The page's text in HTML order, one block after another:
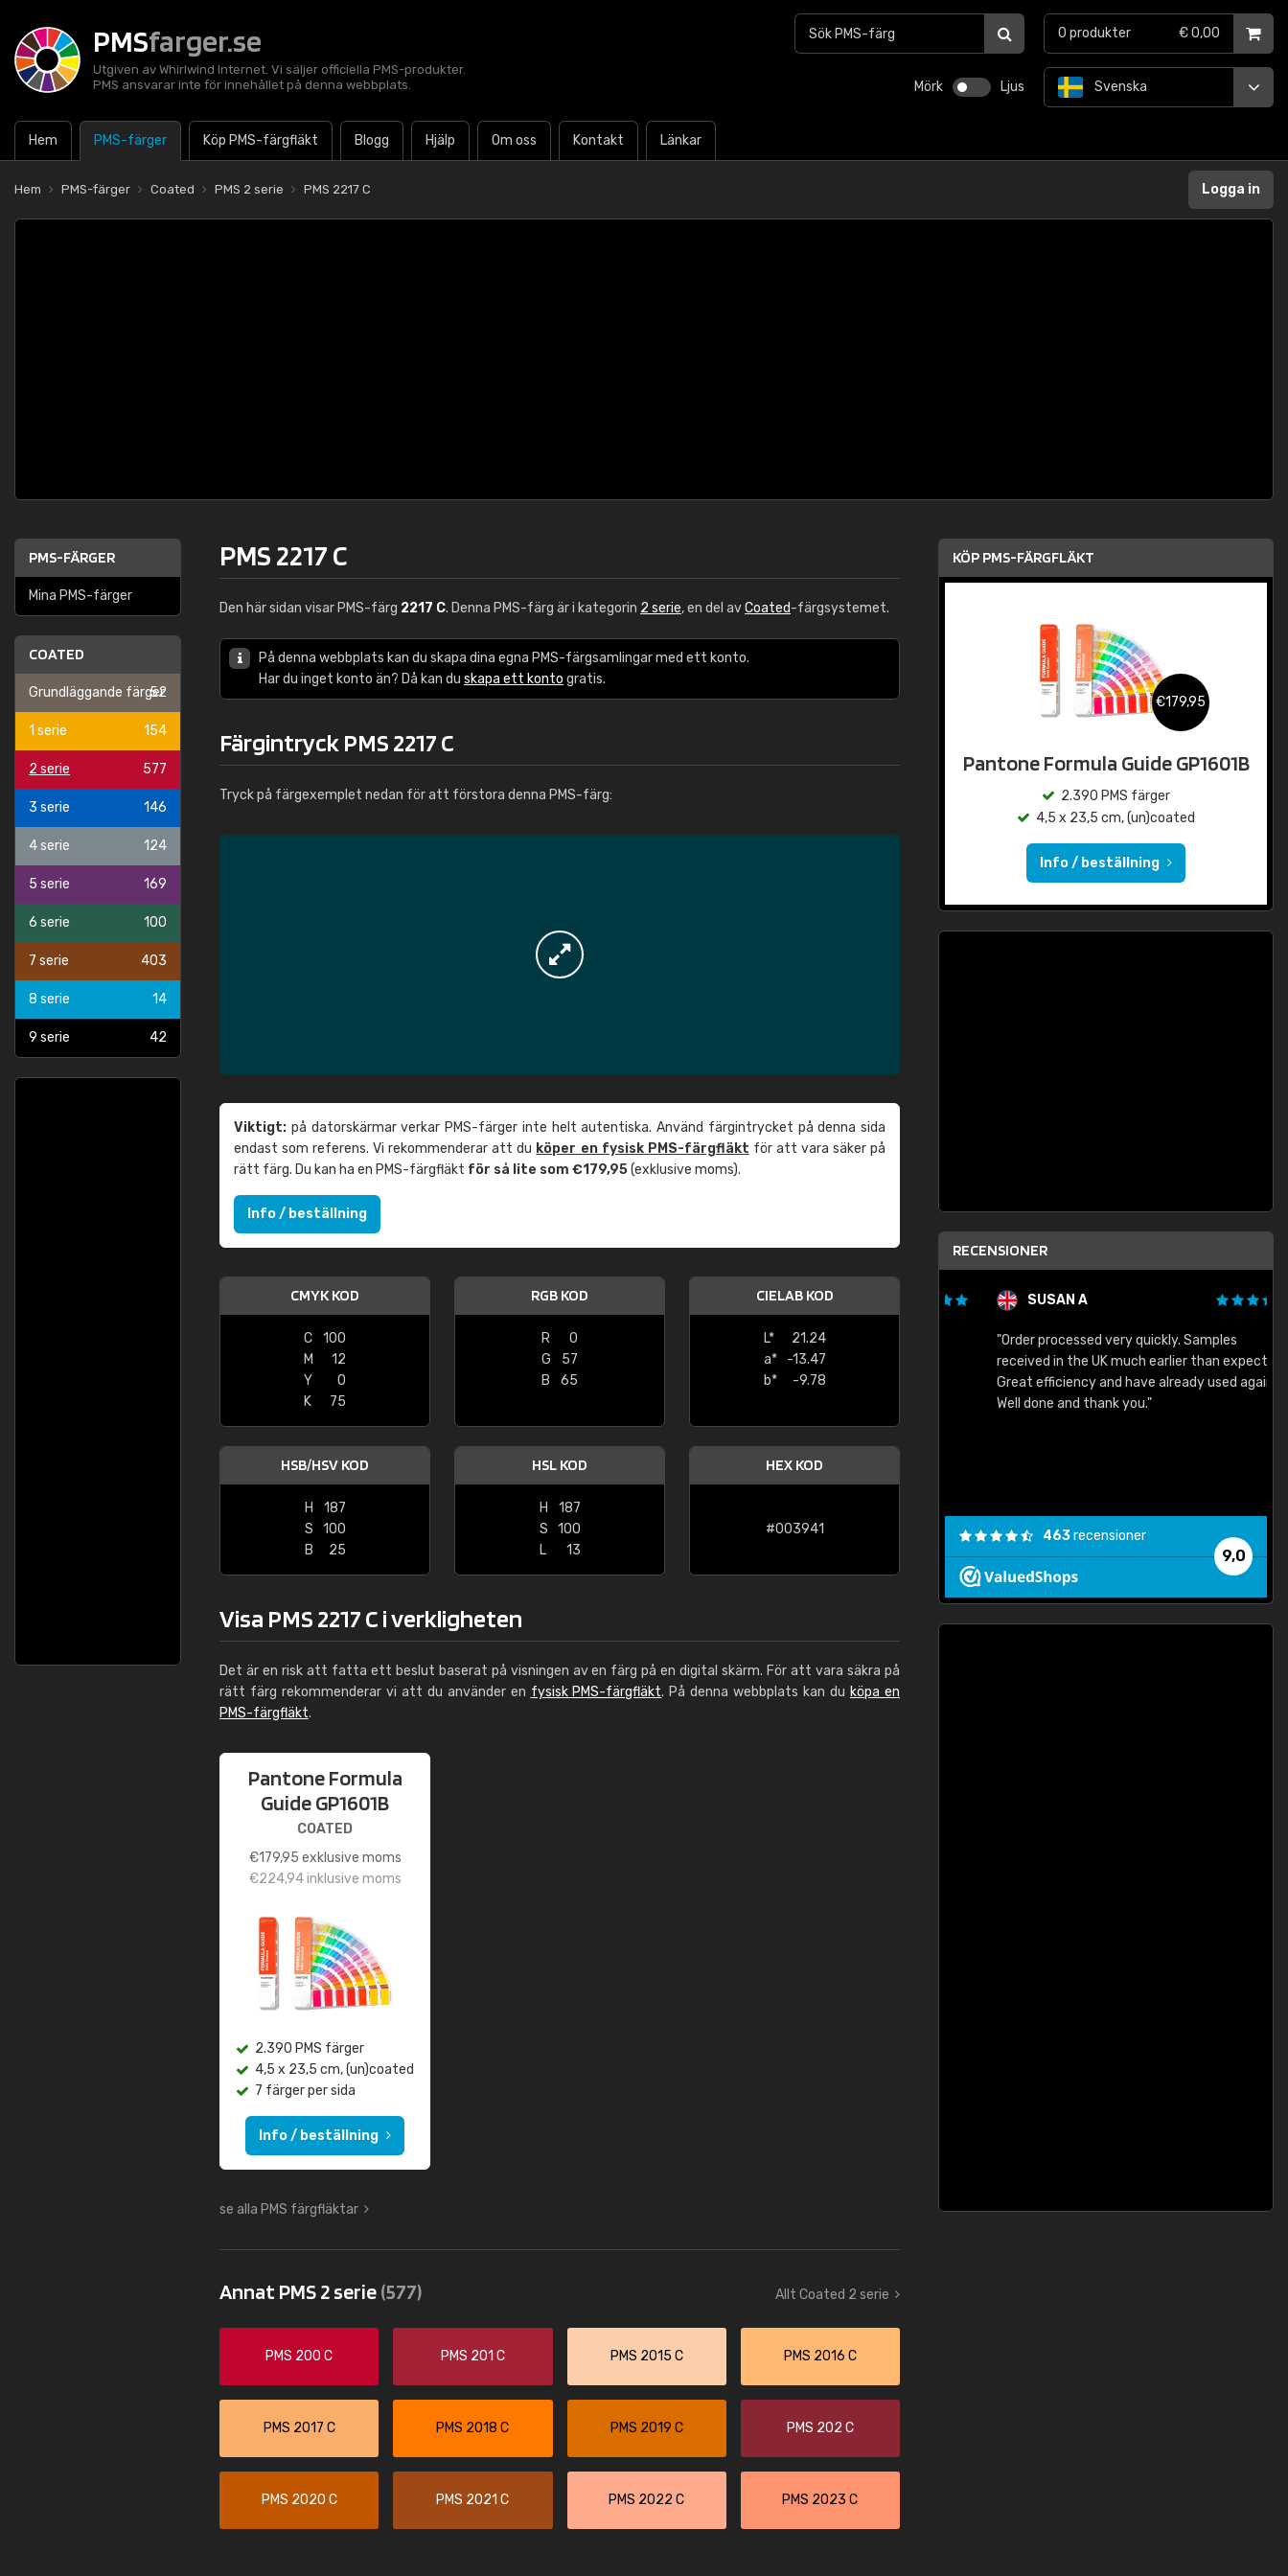
PMSfarger.se
Utgiven av Whirlwind Internet. Vi säljer officiella PMS-produkter.
PMS ansvarar inte för innehållet på denna webbplats.
Mörk Ljus
Hem PMS-färger Köp PMS-färgfläkt Blogg Hjälp Om oss Kontakt Länkar
Svenska
0 produkter € 0,00
Hem PMS-färger Coated PMS 2 serie PMS 2217 C Logga in
PMS-FÄRGER
Mina PMS-färger
COATED
Grundläggande färger
52
1 serie 154
2 serie 577
3 serie 146
4 serie 124
5 serie 169
6 serie 100
7 serie 403
8 serie 14
9 serie 42
PMS 2217 C
Den här sidan visar PMS-färg 2217 C. Denna PMS-färg är i kategorin 2 serie, en del avCoated-färgsystemet.
På denna webbplats kan du skapa dina egna PMS-färgsamlingar med ett konto.
Har du inget konto än? Då kan du skapa ett konto gratis.
Färgintryck PMS 2217 C
Tryck på färgexemplet nedan för att förstora denna PMS-färg:
Viktigt: på datorskärmar verkar PMS-färger inte helt autentiska. Använd färgintrycket på denna sida
endast som referens. Vi rekommenderar att du köper en fysisk PMS-färgfläkt för att vara säker på
rätt färg. Du kan ha en PMS-färgfläkt för så lite som €179,95(exklusive moms).
Info / beställning
CMYK KOD
C
100
M
12
Y
0
K
75
RGB KOD
R
0
G
57
B
65
CIELAB KOD
L*
21.24
a*
-13.47
b*
-9.78
HSB/HSV KOD
H
187
S
100
B
25
HSL KOD
H
187
S
100
L
13
HEX KOD
#003941
Visa PMS 2217 C i verkligheten
Det är en risk att fatta ett beslut baserat på visningen av en färg på en digital skärm. För att vara säkra på
rätt färg rekommenderar vi att du använder en fysisk PMS-färgfläkt. På denna webbplats kan du köpa en
PMS-färgfläkt.
Pantone Formula
Guide GP1601B
COATED
€179,95 exklusive moms
€224,94inklusive moms
2.390 PMS färger
4,5 x 23,5 cm, (un)coated
7 färger per sida
Info / beställning
se alla PMS färgfläktar
Annat PMS 2 serie(577) Allt Coated 2 serie
PMS 200 C PMS 201 C PMS 2015 C PMS 2016 C
PMS 2017 C PMS 2018 C PMS 2019 C PMS 202 C
PMS 2020 C PMS 2021 C PMS 2022 C PMS 2023 C
KÖP PMS-FÄRGFLÄKT
€179,95
Pantone Formula Guide GP1601B
2.390 PMS färger
4,5 x 23,5 cm, (un)coated
Info / beställning
RECENSIONER
Leinster Home and
"Great product and speedy delivery"
SUSAN A
"Order processed very quickly. Samples
received in the UK much earlier than expected.
Great efficiency and have already used again.
Well done and thank you."
9,0
463recensioner